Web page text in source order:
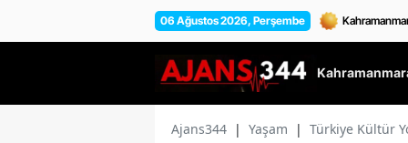
06 Ağustos 2026, Perşembe
Ajans344 | Yaşam | Türkiye Kültür